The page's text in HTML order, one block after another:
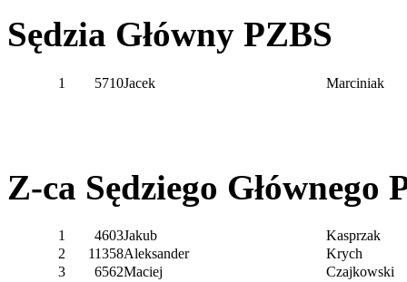
Sędzia Główny PZBS
1 5710Jacek Marciniak
Z-ca Sędziego Głównego
1 4603Jakub
Kasprzak
2
11358Aleksander
Krych
3
6562Maciej Czajkowski